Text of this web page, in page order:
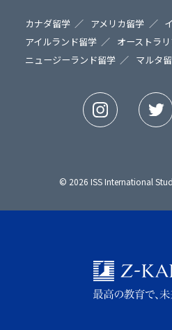
カナダ留学 アメリカ留学
アイルランド留学
オーストラ
ニュージーランド留学
マルタ
© 2026 ISS International